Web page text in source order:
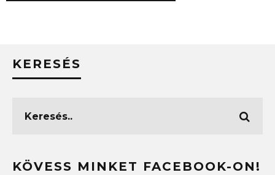
KERESÉS
KÖVESS MINKET FACEBOOK-ON!